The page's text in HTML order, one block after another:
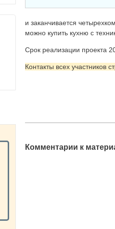
и заканчивается
можно купить кухню с
Срок реализации проекта
Контакты всех участников
Комментарии к